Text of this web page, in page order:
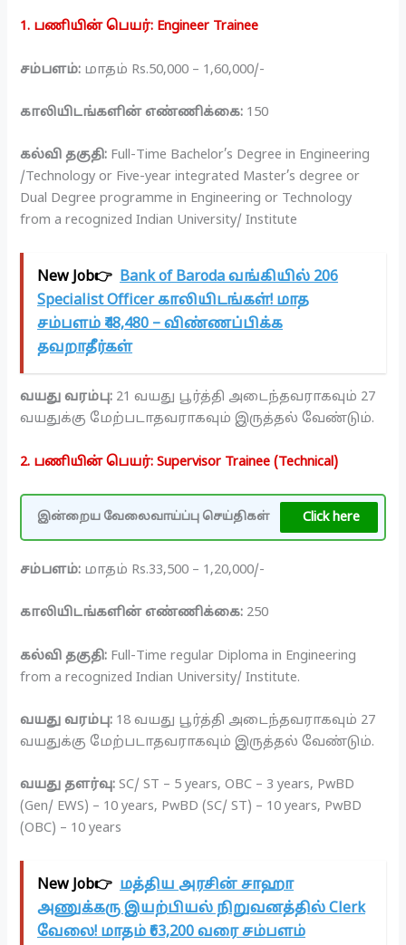
1. பணியின் பெயர்: Engineer Trainee
சம்பளம்: மாதம் Rs.50,000 – 1,60,000/-
காலியிடங்களின் எண்ணிக்கை: 150
கல்வி தகுதி: Full-Time Bachelor’s Degree in Engineering
/Technology or Five-year integrated Master’s degree or
Dual Degree programme in Engineering or Technology
from a recognized Indian University/ Institute
New Job👉 Bank of Baroda வங்கியில் 206
Specialist Officer காலியிடங்கள்! மாத
சம்பளம் ₹48,480 – விண்ணப்பிக்க
தவறாதீர்கள்
வயது வரம்பு: 21 வயது பூர்த்தி அடைந்தவராகவும் 27
வயதுக்கு மேற்படாதவராகவும் இருத்தல் வேண்டும்.
2. பணியின் பெயர்: Supervisor Trainee (Technical)
இன்றைய வேலைவாய்ப்பு செய்திகள் Click here
சம்பளம்: மாதம் Rs.33,500 – 1,20,000/-
காலியிடங்களின் எண்ணிக்கை: 250
கல்வி தகுதி: Full-Time regular Diploma in Engineering
from a recognized Indian University/ Institute.
வயது வரம்பு: 18 வயது பூர்த்தி அடைந்தவராகவும் 27
வயதுக்கு மேற்படாதவராகவும் இருத்தல் வேண்டும்.
வயது தளர்வு:SC/ ST – 5 years, OBC – 3 years, PwBD
(Gen/ EWS) – 10 years, PwBD (SC/ ST) – 10 years, PwBD
(OBC) – 10 years
New Job👉 மத்திய அரசின் சாஹா
அணுக்கரு இயற்பியல் நிறுவனத்தில் Clerk
வேலை! மாதம் ₹63,200 வரை சம்பளம்